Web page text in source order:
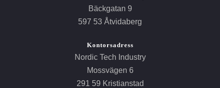
Bäckgatan 9
597 53 Åtvidaberg
Kontorsadress
Nordic Tech Industry
Mossvägen 6
291 59 Kristianstad